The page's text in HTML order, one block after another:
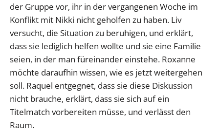
der Gruppe vor, ihr in der vergangenen Woche im
Konflikt mit Nikki nicht geholfen zu haben. Liv
versucht, die Situation zu beruhigen, und erklärt,
dass sie lediglich helfen wollte und sie eine Familie
seien, in der man füreinander einstehe. Roxanne
möchte daraufhin wissen, wie es jetzt weitergehen
soll. Raquel entgegnet, dass sie diese Diskussion
nicht brauche, erklärt, dass sie sich auf ein
Titelmatch vorbereiten müsse, und verlässt den
Raum.